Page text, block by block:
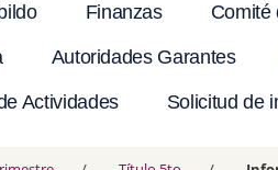
Finanzas Comité
Autoridades Garantes
Actividades Solicitud de